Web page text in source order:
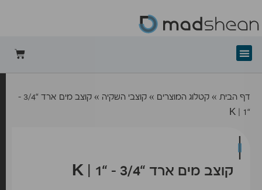
דף הבית » קטלוג המוצרים » קוצבי השקיה »
קוצב מים ארד “3/4 –
“1 | K
קוצב מים ארד “3/4 – “1 | K